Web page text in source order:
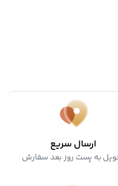
ارسال سریع
به پست روز بعد سفارش